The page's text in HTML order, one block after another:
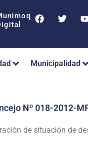
Municipalidad
Nº 018-2012-
de situación de